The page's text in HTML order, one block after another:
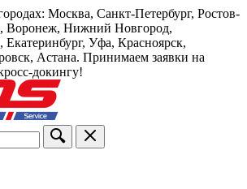
Москва, Санкт-Петербург, Ростов-
Воронеж, Нижний Новгород,
Уфа, Красноярск,
Астана. Принимаем заявки на
докингу!